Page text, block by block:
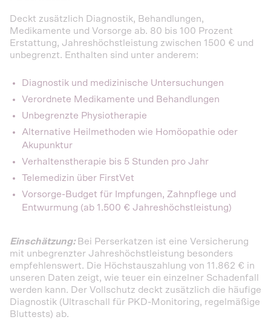
Deckt zusätzlich Diagnostik, Behandlungen,
Medikamente und Vorsorge ab. 80 bis 100 Prozent
Erstattung, Jahreshöchstleistung zwischen 1500 € und
unbegrenzt. Enthalten sind unter anderem:
Diagnostik und medizinische Untersuchungen
Verordnete Medikamente und Behandlungen
Unbegrenzte Physiotherapie
Alternative Heilmethoden wie Homöopathie oder
Akupunktur
Verhaltenstherapie bis 5 Stunden pro Jahr
Telemedizin über FirstVet
Vorsorge-Budget für Impfungen, Zahnpflege und
Entwurmung (ab 1.500 € Jahreshöchstleistung)
Einschätzung: Bei Perserkatzen ist eine Versicherung
mit unbegrenzter Jahreshöchstleistung besonders
empfehlenswert. Die Höchstauszahlung von 11.862 € in
unseren Daten zeigt, wie teuer ein einzelner Schadenfall
werden kann. Der Vollschutz deckt zusätzlich die häufige
Diagnostik (Ultraschall für PKD-Monitoring, regelmäßige
Bluttests) ab.